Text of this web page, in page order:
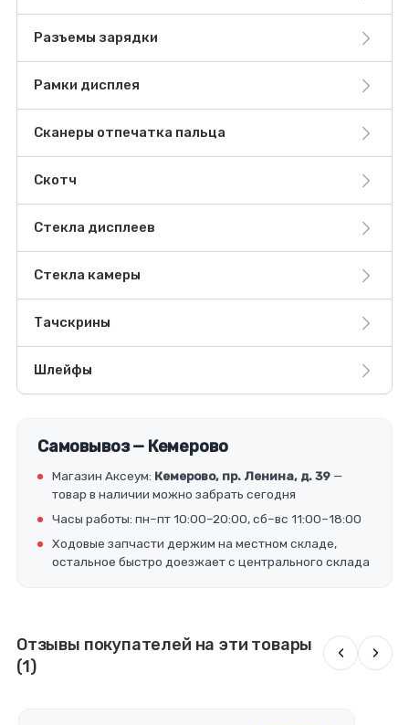
Разъемы зарядки
Рамки дисплея
Сканеры отпечатка пальца
Скотч
Стекла дисплеев
Стекла камеры
Тачскрины
Шлейфы
Самовывоз — Кемерово
Магазин Аксеум: Кемерово, пр. Ленина, д. 39 —
товар в наличии можно забрать сегодня
Часы работы: пн–пт 10:00–20:00, сб–вс 11:00–18:00
Ходовые запчасти держим на местном складе,
остальное быстро доезжает с центрального склада
Отзывы покупателей на эти товары
(1)
‹ ›